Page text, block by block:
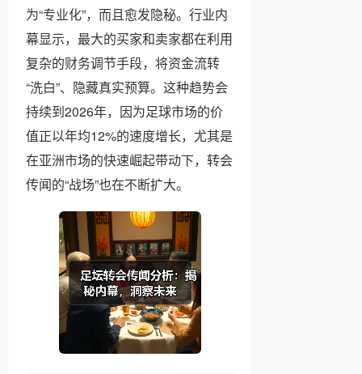
为“专业化”，而且愈发隐秘。行业内
幕显示，最大的买家和卖家都在利用
复杂的财务调节手段，将资金流转
“洗白”、隐藏真实预算。这种趋势会
持续到2026年，因为足球市场的价
值正以年均12%的速度增长，尤其是
在亚洲市场的快速崛起带动下，转会
传闻的“战场”也在不断扩大。